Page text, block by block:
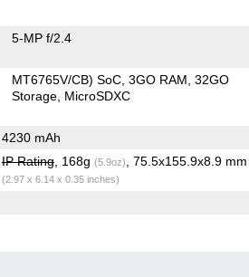
5-MP f/2.4
MT6765V/CB) SoC 3GO RAM 32GO
Storage MicroSDXC
4230 mAh
IP Rating, 168g (5.9oz) , 75.5x155.9x8.9 mm
(2.97 x 6.14 x 0.35 inches)